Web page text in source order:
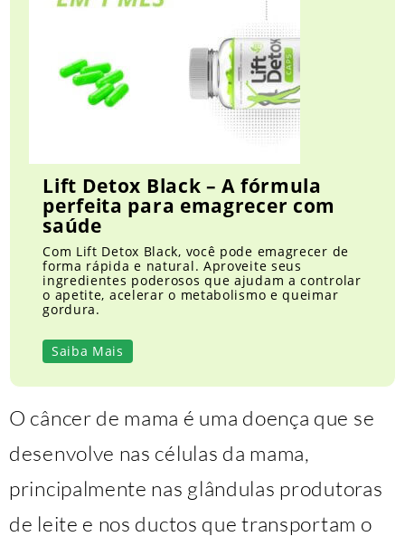
Lift Detox Black – A fórmula
perfeita para emagrecer com
saúde
Com Lift Detox Black, você pode emagrecer de
forma rápida e natural. Aproveite seus
ingredientes poderosos que ajudam a controlar
o apetite, acelerar o metabolismo e queimar
gordura.
Saiba Mais
O câncer de mama é uma doença que se
desenvolve nas células da mama,
principalmente nas glândulas produtoras
de leite e nos ductos que transportam o